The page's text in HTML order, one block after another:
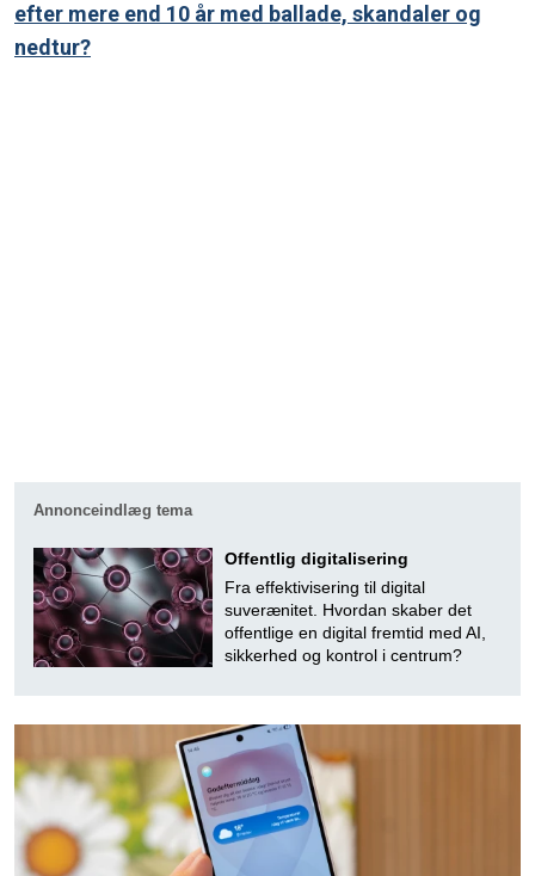
efter mere end 10 år med ballade, skandaler og
nedtur?
Annonceindlæg tema
Offentlig digitalisering
Fra effektivisering til digital
suverænitet. Hvordan skaber det
offentlige en digital fremtid med AI,
sikkerhed og kontrol i centrum?